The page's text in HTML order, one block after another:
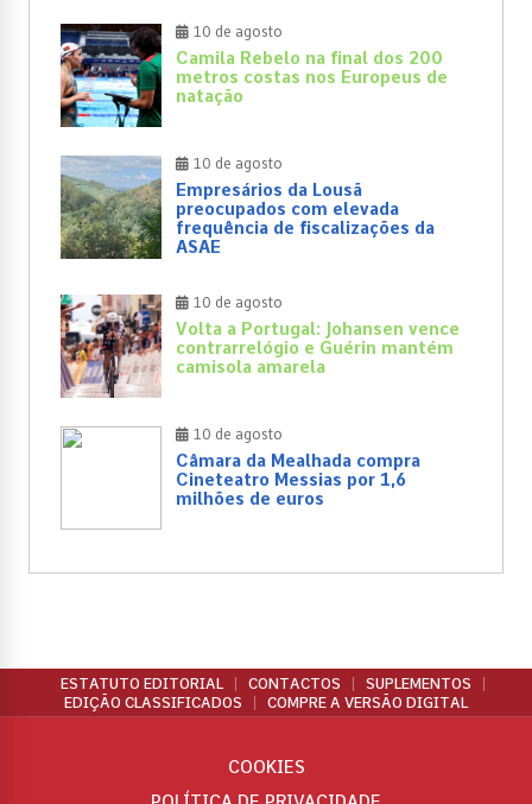
10 de agosto
Camila Rebelo na final dos 200
metros costas nos Europeus de
natação
10 de agosto
Empresários da Lousã
preocupados com elevada
frequência de fiscalizações da
ASAE
10 de agosto
Volta a Portugal: Johansen vence
contrarrelógio e Guérin mantém
camisola amarela
10 de agosto
Câmara da Mealhada compra
Cineteatro Messias por 1,6
milhões de euros
ESTATUTO EDITORIAL CONTACTOS
SUPLEMENTOS
EDIÇÃO CLASSIFICADOS
COMPRE A VERSÃO DIGITAL
COOKIES